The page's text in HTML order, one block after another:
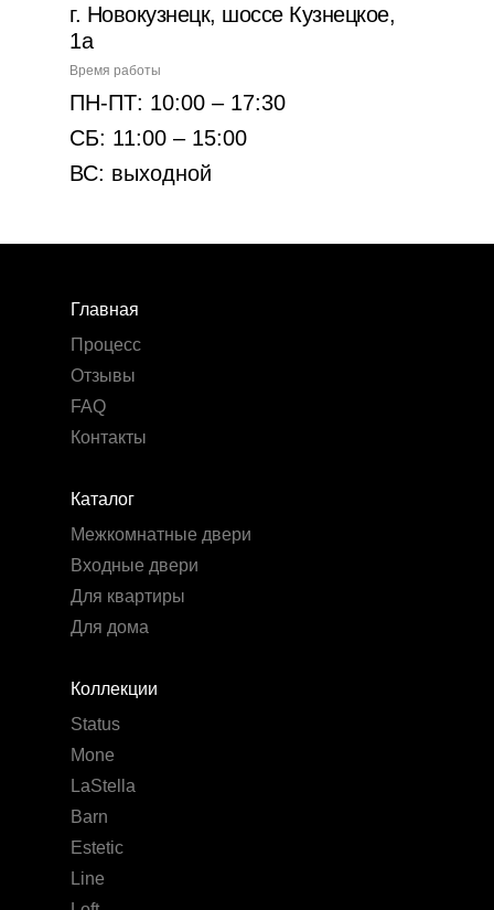
Время работы
ПН-ПТ: 10:00 – 17:30
СБ: 11:00 – 15:00
ВС: выходной
г. Новокузнецк, шоссе Кузнецкое,
1а
Коллекции
Status
Mone
LaStella
Barn
Estetic
Line
Каталог
Межкомнатные двери
Входные двери
Для квартиры
Для дома
Главная
Процесс
Отзывы
FAQ
Контакты